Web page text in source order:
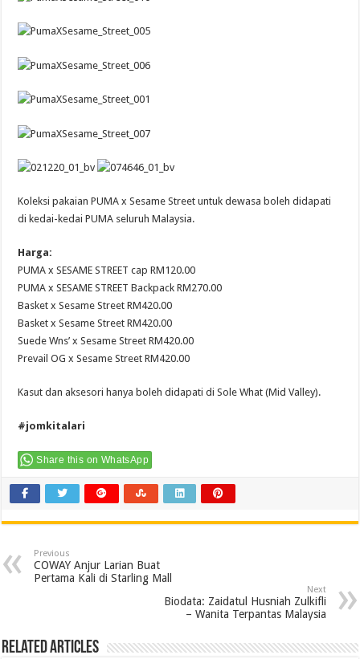
Koleksi pakaian PUMA x Sesame Street untuk dewasa boleh didapati
di kedai-kedai PUMA seluruh Malaysia.
Harga:
PUMA x SESAME STREET cap RM120.00
PUMA x SESAME STREET Backpack RM270.00
Basket x Sesame Street RM420.00
Basket x Sesame Street RM420.00
Suede Wns’ x Sesame Street RM420.00
Prevail OG x Sesame Street RM420.00
Kasut dan aksesori hanya boleh didapati di Sole What (Mid Valley).
#jomkitalari
Share this on WhatsApp
Previous
COWAY Anjur Larian Buat
Pertama Kali di Starling Mall
Next
Biodata: Zaidatul Husniah Zulkifli
– Wanita Terpantas Malaysia
Related Articles